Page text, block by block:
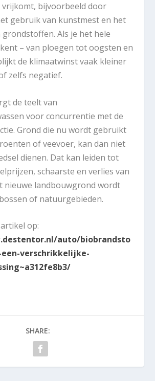
bijvoorbeeld door
gebruik van kunstmest en het
Als je het hele
– van ploegen tot oogsten en
de klimaatwinst vaak kleiner
zelfs negatief.
de teelt van
voor concurrentie met de
Grond die nu wordt gebruikt
of veevoer, kan dan niet
dienen. Dat kan leiden tot
schaarste en verlies van
nieuwe landbouwgrond wordt
of natuurgebieden.
op:
auto/biobrandsto
verschrikkelijke-
SHARE: